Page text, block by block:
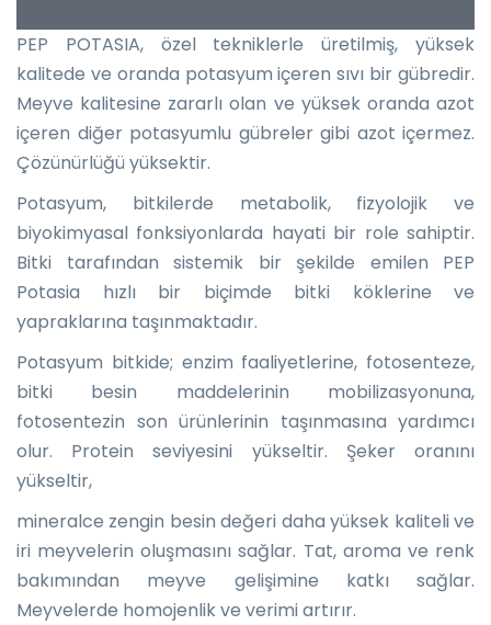
PEP POTASIA, özel tekniklerle üretilmiş, yüksek
kalitede ve oranda potasyum içeren sıvı bir gübredir.
Meyve kalitesine zararlı olan ve yüksek oranda azot
içeren diğer potasyumlu gübreler gibi azot içermez.
Çözünürlüğü yüksektir.
Potasyum, bitkilerde metabolik, fizyolojik ve
biyokimyasal fonksiyonlarda hayati bir role sahiptir.
Bitki tarafından sistemik bir şekilde emilen PEP
Potasia hızlı bir biçimde bitki köklerine ve
yapraklarına taşınmaktadır.
Potasyum bitkide; enzim faaliyetlerine, fotosenteze,
bitki besin maddelerinin mobilizasyonuna,
fotosentezin son ürünlerinin taşınmasına yardımcı
olur. Protein seviyesini yükseltir. Şeker oranını
yükseltir,
mineralce zengin besin değeri daha yüksek kaliteli ve
iri meyvelerin oluşmasını sağlar. Tat, aroma ve renk
bakımından meyve gelişimine katkı sağlar.
Meyvelerde homojenlik ve verimi artırır.